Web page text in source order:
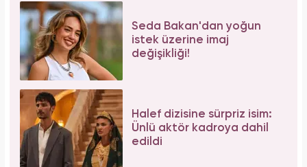
Seda Bakan'dan yoğun
istek üzerine imaj
değişikliği!
Halef dizisine sürpriz isim:
Ünlü aktör kadroya dahil
edildi